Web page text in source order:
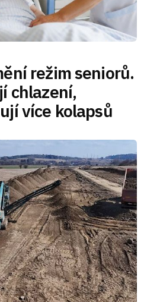
režim seniorů.
chlazení,
více kolapsů